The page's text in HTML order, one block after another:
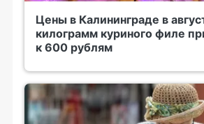
Цены в Калининграде в
килограмм куриного филе
к 600 рублям